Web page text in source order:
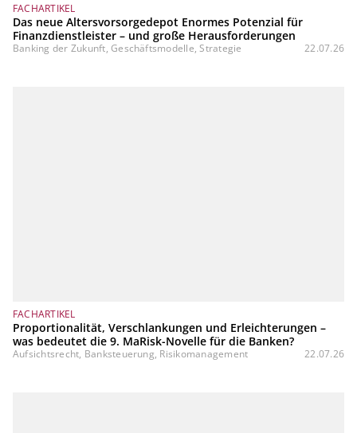
FACHARTIKEL
Das neue Altersvorsorgedepot Enormes Potenzial für
Finanzdienstleister – und große Herausforderungen
Banking der Zukunft, Geschäftsmodelle, Strategie 22.07.26
FACHARTIKEL
Proportionalität, Verschlankungen und Erleichterungen –
was bedeutet die 9. MaRisk-Novelle für die Banken?
Aufsichtsrecht, Banksteuerung, Risikomanagement 22.07.26